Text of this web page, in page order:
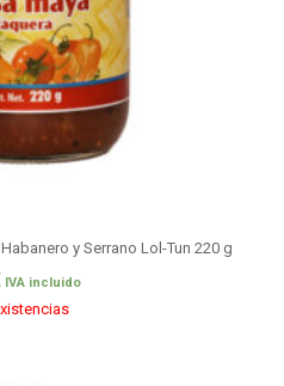
y Serrano Lol-Tun 220 g
IVA incluido